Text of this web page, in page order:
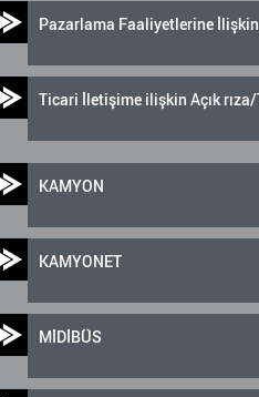
Pazarlama Faaliyetlerine İlişkin
Ticari İletişime ilişkin Açık
KAMYON
KAMYONET
MİDİBÜS